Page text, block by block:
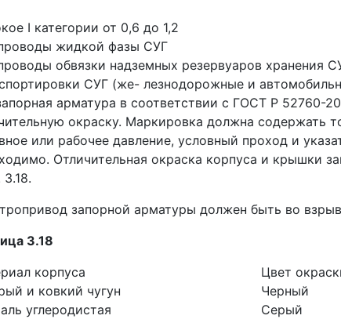
I категории от 0,6 до 1,2
жидкой фазы СУГ
обвязки надземных резервуаров хранения
СУГ (же- лезнодорожные и
арматура в соответствии с ГОСТ Р 52760-
окраску. Маркировка должна содержать
или рабочее давление, условный проход и
Отличительная окраска корпуса и крышки
3.18.
запорной арматуры должен быть во
3.18
корпуса
Цвет
и ковкий чугун
Черный
углеродистая
Серый